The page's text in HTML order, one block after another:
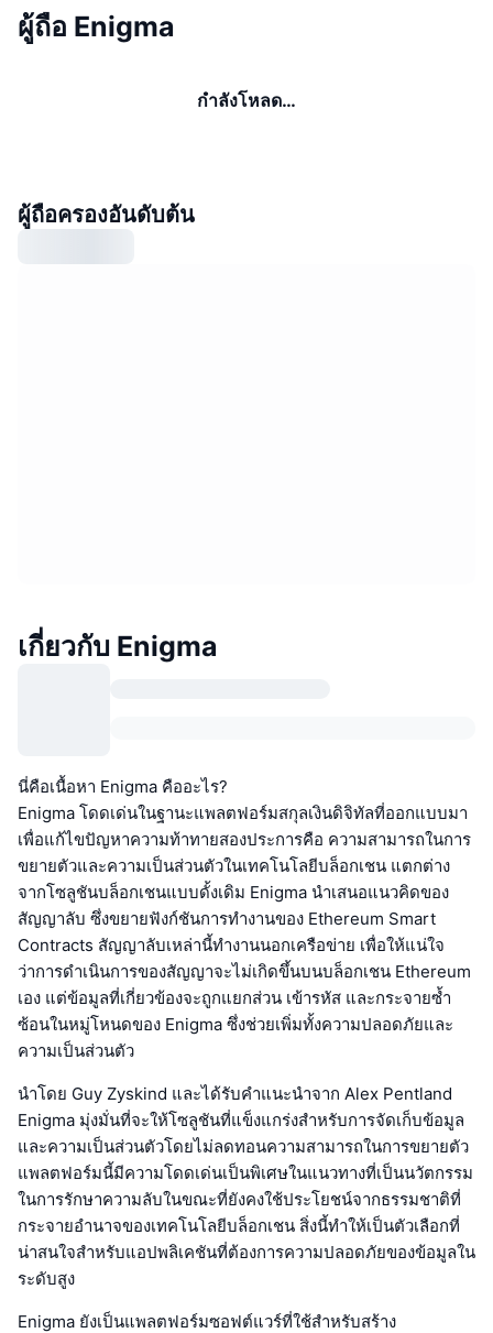
ผู้ถือ Enigma
กำลังโหลด…
ผู้ถือครองอันดับต้น
เกี่ยวกับ Enigma
นี่คือเนื้อหา Enigma คืออะไร?
Enigma โดดเด่นในฐานะแพลตฟอร์มสกุลเงินดิจิทัลที่ออกแบบมา
เพื่อแก้ไขปัญหาความท้าทายสองประการคือ ความสามารถในการ
ขยายตัวและความเป็นส่วนตัวในเทคโนโลยีบล็อกเชน แตกต่าง
จากโซลูชันบล็อกเชนแบบดั้งเดิม Enigma นำเสนอแนวคิดของ
สัญญาลับ ซึ่งขยายฟังก์ชันการทำงานของ Ethereum Smart
Contracts สัญญาลับเหล่านี้ทำงานนอกเครือข่าย เพื่อให้แน่ใจ
ว่าการดำเนินการของสัญญาจะไม่เกิดขึ้นบนบล็อกเชน Ethereum
เอง แต่ข้อมูลที่เกี่ยวข้องจะถูกแยกส่วน เข้ารหัส และกระจายซ้ำ
ซ้อนในหมู่โหนดของ Enigma ซึ่งช่วยเพิ่มทั้งความปลอดภัยและ
ความเป็นส่วนตัว
นำโดย Guy Zyskind และได้รับคำแนะนำจาก Alex Pentland
Enigma มุ่งมั่นที่จะให้โซลูชันที่แข็งแกร่งสำหรับการจัดเก็บข้อมูล
และความเป็นส่วนตัวโดยไม่ลดทอนความสามารถในการขยายตัว
แพลตฟอร์มนี้มีความโดดเด่นเป็นพิเศษในแนวทางที่เป็นนวัตกรรม
ในการรักษาความลับในขณะที่ยังคงใช้ประโยชน์จากธรรมชาติที่
กระจายอำนาจของเทคโนโลยีบล็อกเชน สิ่งนี้ทำให้เป็นตัวเลือกที่
น่าสนใจสำหรับแอปพลิเคชันที่ต้องการความปลอดภัยของข้อมูลใน
ระดับสูง
Enigma ยังเป็นแพลตฟอร์มซอฟต์แวร์ที่ใช้สำหรับสร้าง